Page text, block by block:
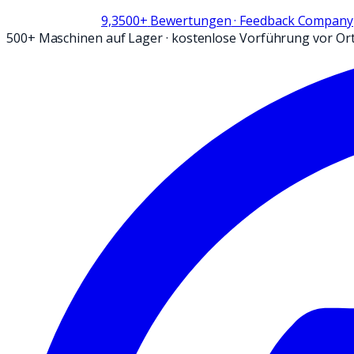
9,3500+ Bewertungen· Feedback Company
500+ Maschinen auf Lager· kostenlose Vorführung vor